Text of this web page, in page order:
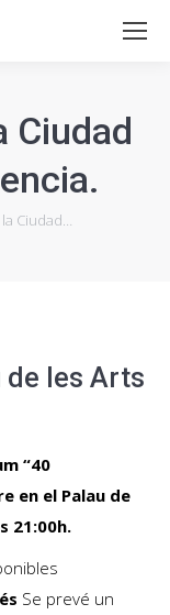
Ciudad
Ciudad…
de les Arts
“40
en el Palau de
21:00h.
Se prevé un